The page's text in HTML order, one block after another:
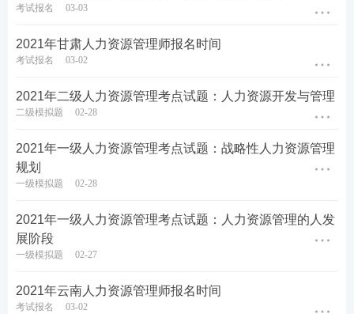
考试报名 03-03
2021年甘肃人力资源管理师报名时间
考试报名 03-02
2021年二级人力资源管理考点试题：人力资源开发与管理
二级模拟题 02-28
2021年一级人力资源管理考点试题：战略性人力资源管理
规划
一级模拟题 02-28
2021年一级人力资源管理考点试题：人力资源管理的人发
展阶段
一级模拟题 02-27
2021年云南人力资源管理师报名时间
考试报名 03-02